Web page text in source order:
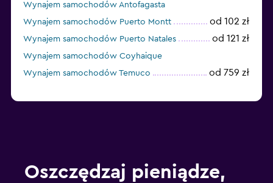
Wynajem samochodów Antofagasta
Wynajem samochodów Puerto Montt
od 102 zł
Wynajem samochodów Puerto Natales od 121 zł
Wynajem samochodów Coyhaique
Wynajem samochodów Temuco
od 759 zł
Oszczędzaj pieniądze,